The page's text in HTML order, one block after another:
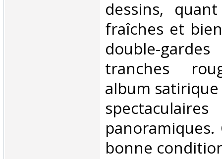
dessins,
fraîches et
double-
tranches
album
bonne